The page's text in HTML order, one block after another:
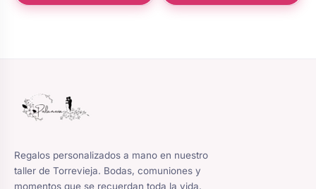
Regalos personalizados a mano en nuestro
taller de Torrevieja. Bodas, comuniones y
momentos que se recuerdan toda la vida.